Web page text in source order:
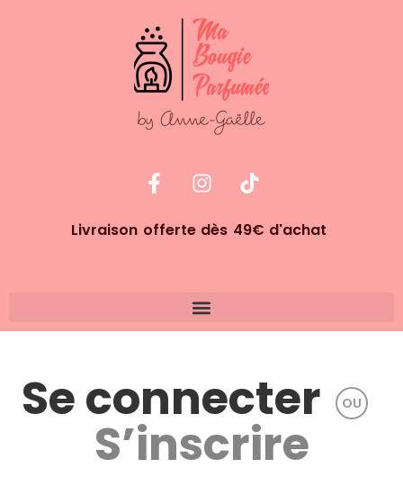
Livraison offerte dès 49€ d'achat
Se connecter OU
S’inscrire